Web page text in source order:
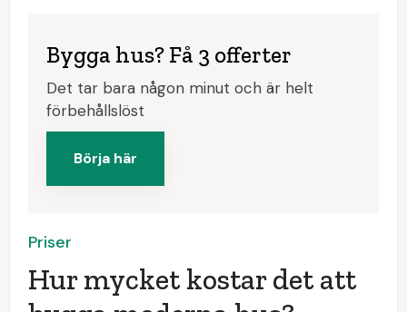
Bygga hus? Få 3 offerter
Det tar bara någon minut och är helt
förbehållslöst
Börja här
Priser
Hur mycket kostar det att